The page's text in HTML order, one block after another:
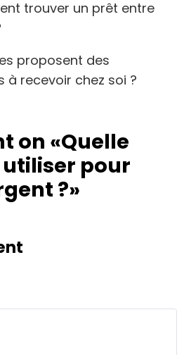
trouver un prêt entre
proposent des
à recevoir chez soi ?
on «Quelle
pour
?»